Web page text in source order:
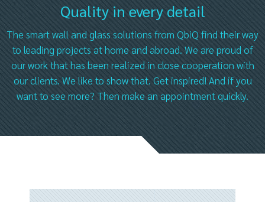
Quality in every detail
The smart wall and glass solutions from QbiQ find their way
to leading projects at home and abroad. We are proud of
our work that has been realized in close cooperation with
our clients. We like to show that. Get inspired! And if you
want to see more? Then make an appointment quickly.